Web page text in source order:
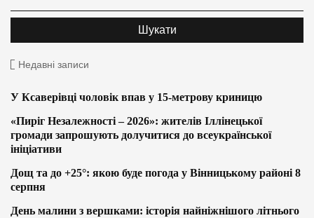
Недавні записи
У Ксаверівці чоловік впав у 15-метрову криницю
«Пиріг Незалежності – 2026»: жителів Іллінецької
громади запрошують долучитися до всеукраїнської
ініціативи
Дощ та до +25°: якою буде погода у Вінницькому районі 8
серпня
День малини з вершками: історія найніжнішого літнього